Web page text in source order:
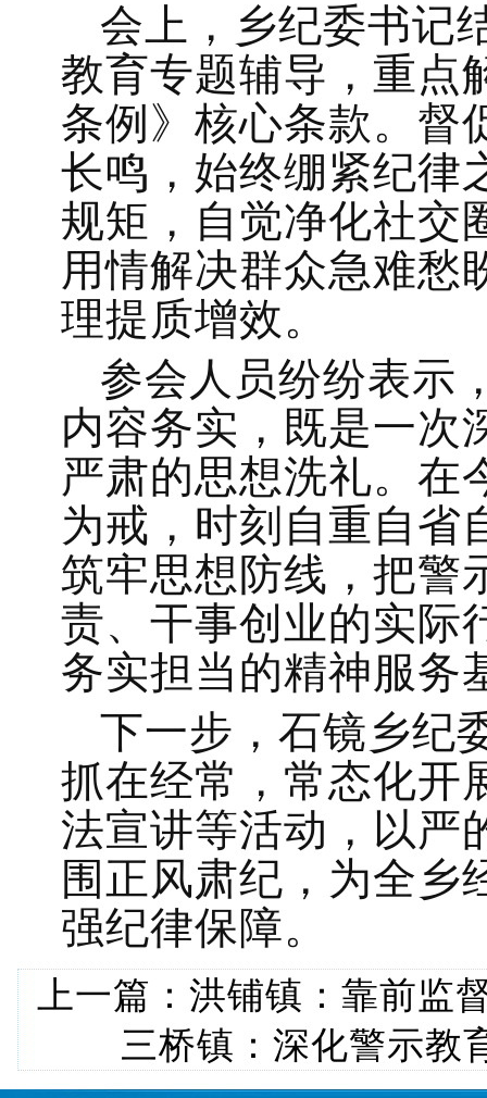
会上，乡纪委书记
教育专题辅导，重点
条例》核心条款。 督
长鸣，始终绷紧纪律
规矩，自觉净化社交
用情解决群众急难愁
理提质增效。
参会人员纷纷表示
内容务实，既是一次
严肃的思想洗礼。在
为戒，时刻自重自省
筑牢思想防线，把警
责、干事创业的实际
务实担当的精神服务
下一步，石镜乡纪
抓在经常，常态化开
法宣讲等活动，以严
围正风肃纪，为全乡
强纪律保障。
上一篇： 洪铺镇：靠前监
三桥镇：深化警示教